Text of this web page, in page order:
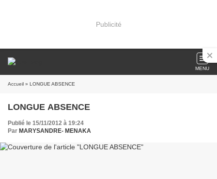
Publicité
MENU
Accueil » LONGUE ABSENCE
LONGUE ABSENCE
Publié le 15/11/2012 à 19:24
Par MARYSANDRE- MENAKA